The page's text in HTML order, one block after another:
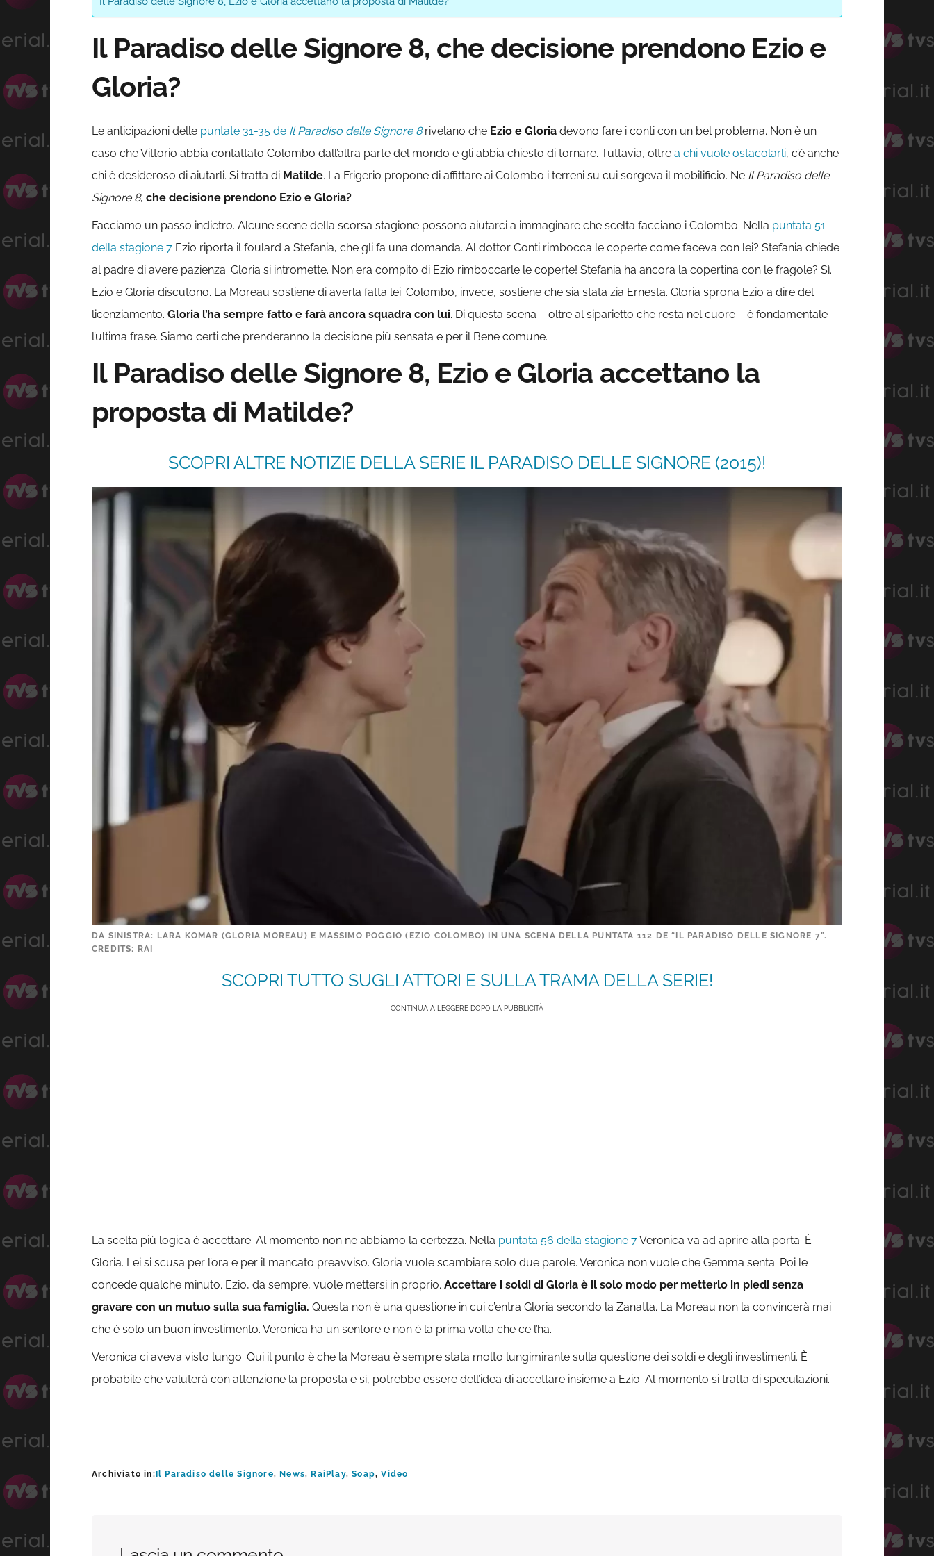
Il Paradiso delle Signore 8, che decisione prendono Ezio e
Gloria?
Le anticipazioni delle puntate 31-35 de Il Paradiso delle Signore 8 rivelano che Ezio e Gloria devono fare i conti con un bel problema. Non è un
caso che Vittorio abbia contattato Colombo dall’altra parte del mondo e gli abbia chiesto di tornare. Tuttavia, oltre a chi vuole ostacolarli, c’è anche
chi è desideroso di aiutarli. Si tratta di Matilde. La Frigerio propone di affittare ai Colombo i terreni su cui sorgeva il mobilificio. Ne Il Paradiso delle
Signore 8, che decisione prendono Ezio e Gloria?
Facciamo un passo indietro. Alcune scene della scorsa stagione possono aiutarci a immaginare che scelta facciano i Colombo. Nella puntata 51
della stagione 7 Ezio riporta il foulard a Stefania, che gli fa una domanda. Al dottor Conti rimbocca le coperte come faceva con lei? Stefania chiede
al padre di avere pazienza. Gloria si intromette. Non era compito di Ezio rimboccarle le coperte! Stefania ha ancora la copertina con le fragole? Sì.
Ezio e Gloria discutono. La Moreau sostiene di averla fatta lei. Colombo, invece, sostiene che sia stata zia Ernesta. Gloria sprona Ezio a dire del
licenziamento. Gloria l’ha sempre fatto e farà ancora squadra con lui. Di questa scena – oltre al siparietto che resta nel cuore – è fondamentale
l’ultima frase. Siamo certi che prenderanno la decisione più sensata e per il Bene comune.
Il Paradiso delle Signore 8, Ezio e Gloria accettano la
proposta di Matilde?
SCOPRI ALTRE NOTIZIE DELLA SERIE IL PARADISO DELLE SIGNORE (2015)!
DA SINISTRA: LARA KOMAR (GLORIA MOREAU) E MASSIMO POGGIO (EZIO COLOMBO) IN UNA SCENA DELLA PUNTATA 112 DE “IL PARADISO DELLE SIGNORE 7”.
CREDITS: RAI
SCOPRI TUTTO SUGLI ATTORI E SULLA TRAMA DELLA SERIE!
CONTINUA A LEGGERE DOPO LA PUBBLICITÀ
La scelta più logica è accettare. Al momento non ne abbiamo la certezza. Nella puntata 56 della stagione 7Veronica va ad aprire alla porta. È
Gloria. Lei si scusa per l’ora e per il mancato preavviso. Gloria vuole scambiare solo due parole. Veronica non vuole che Gemma senta. Poi le
concede qualche minuto. Ezio, da sempre, vuole mettersi in proprio. Accettare i soldi di Gloria è il solo modo per metterlo in piedi senza
gravare con un mutuo sulla sua famiglia. Questa non è una questione in cui c’entra Gloria secondo la Zanatta. La Moreau non la convincerà mai
che è solo un buon investimento. Veronica ha un sentore e non è la prima volta che ce l’ha.
Veronica ci aveva visto lungo. Qui il punto è che la Moreau è sempre stata molto lungimirante sulla questione dei soldi e degli investimenti. È
probabile che valuterà con attenzione la proposta e sì, potrebbe essere dell’idea di accettare insieme a Ezio. Al momento si tratta di speculazioni.
Archiviato in: Il Paradiso delle Signore, News, RaiPlay,Soap,Video